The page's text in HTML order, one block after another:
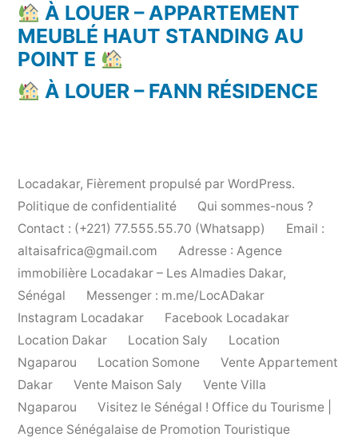
À LOUER – APPARTEMENT
MEUBLÉ HAUT STANDING AU
POINT E
À LOUER – FANN RÉSIDENCE
Locadakar, Fièrement propulsé par WordPress.
Politique de confidentialité
Qui sommes-nous ?
Contact : (+221) 77.555.55.70 (Whatsapp)
Email :
altaisafrica@gmail.com
Adresse : Agence
immobilière Locadakar – Les Almadies Dakar,
Sénégal
Messenger : m.me/LocADakar
Instagram Locadakar
Facebook Locadakar
Location Dakar
Location Saly
Location
Ngaparou
Location Somone
Vente Appartement
Dakar
Vente Maison Saly
Vente Villa
Ngaparou
Visitez le Sénégal ! Office du Tourisme |
Agence Sénégalaise de Promotion Touristique